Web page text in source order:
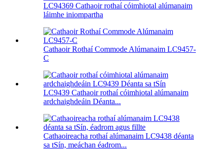
LC94369 Cathaoir rothaí cóimhiotal alúmanaim
láimhe iniompartha
Cathaoir Rothaí Commode Alúmanaim LC9457-
C
LC9439 Cathaoir rothaí cóimhiotal alúmanaim
ardchaighdeáin Déanta...
Cathaoireacha rothaí alúmanaim LC9438 déanta
sa tSín, meáchan éadrom...